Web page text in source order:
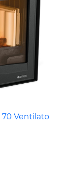
70 Ventilato